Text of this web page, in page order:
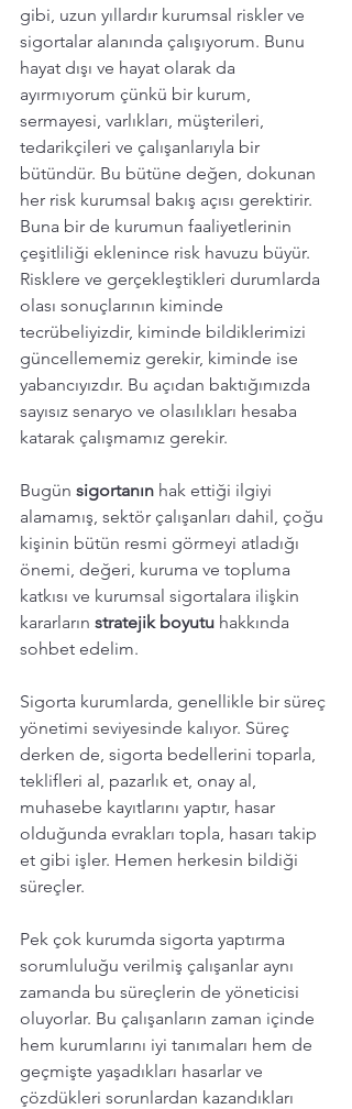
gibi, uzun yıllardır kurumsal riskler ve
sigortalar alanında çalışıyorum. Bunu
hayat dışı ve hayat olarak da
ayırmıyorum çünkü bir kurum,
sermayesi, varlıkları, müşterileri,
tedarikçileri ve çalışanlarıyla bir
bütündür. Bu bütüne değen, dokunan
her risk kurumsal bakış açısı gerektirir.
Buna bir de kurumun faaliyetlerinin
çeşitliliği eklenince risk havuzu büyür.
Risklere ve gerçekleştikleri durumlarda
olası sonuçlarının kiminde
tecrübeliyizdir, kiminde bildiklerimizi
güncellememiz gerekir, kiminde ise
yabancıyızdır. Bu açıdan baktığımızda
sayısız senaryo ve olasılıkları hesaba
katarak çalışmamız gerekir.
Bugün sigortanın hak ettiği ilgiyi
alamamış, sektör çalışanları dahil, çoğu
kişinin bütün resmi görmeyi atladığı
önemi, değeri, kuruma ve topluma
katkısı ve kurumsal sigortalara ilişkin
kararların stratejik boyutu hakkında
sohbet edelim.
Sigorta kurumlarda, genellikle bir süreç
yönetimi seviyesinde kalıyor. Süreç
derken de, sigorta bedellerini toparla,
teklifleri al, pazarlık et, onay al,
muhasebe kayıtlarını yaptır, hasar
olduğunda evrakları topla, hasarı takip
et gibi işler. Hemen herkesin bildiği
süreçler.
Pek çok kurumda sigorta yaptırma
sorumluluğu verilmiş çalışanlar aynı
zamanda bu süreçlerin de yöneticisi
oluyorlar. Bu çalışanların zaman içinde
hem kurumlarını iyi tanımaları hem de
geçmişte yaşadıkları hasarlar ve
çözdükleri sorunlardan kazandıkları